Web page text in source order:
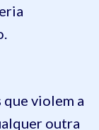
violem a
outra